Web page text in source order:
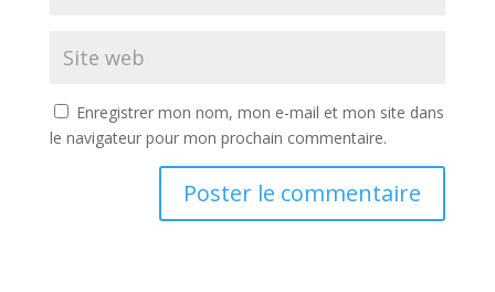
Enregistrer mon nom, mon e-mail et mon site dans
le navigateur pour mon prochain commentaire.